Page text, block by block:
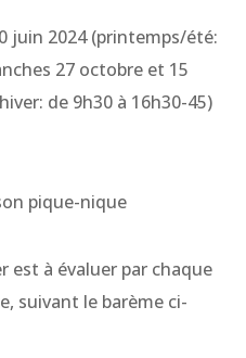
juin 2024 (printemps/été:
27 octobre et 15
de 9h30 à 16h30-45)
pique-nique
est à évaluer par chaque
suivant le barème ci-